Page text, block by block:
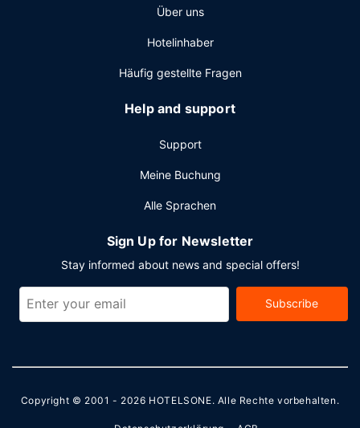
großen Veranstaltungsräumlichkeiten zählen ein
Über uns
Hotelinhaber
Häufig gestellte Fragen
Help and support
Support
Meine Buchung
Alle Sprachen
Sign Up for Newsletter
Stay informed about news and special offers!
Subscribe
Copyright © 2001 - 2026 HOTELSONE. Alle Rechte vorbehalten.